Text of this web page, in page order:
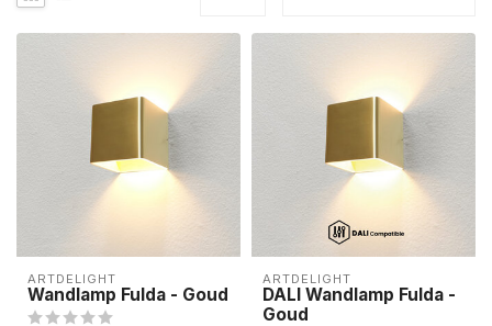
ARTDELIGHT
Wandlamp Fulda - Goud
ARTDELIGHT
DALI Wandlamp Fulda -
Goud